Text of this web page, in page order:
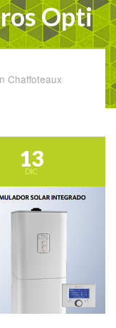
Opti
Chaffoteaux
13
DIC